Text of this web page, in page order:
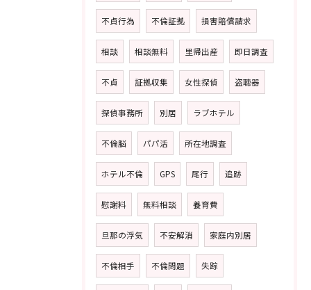
不貞行為 不倫証拠 損害賠償請求
相談 相談無料 里帰出産 即日調査
不貞 証拠収集 女性探偵 盗聴器
探偵事務所 別居 ラブホテル
不倫脳 パパ活 所在地調査
ホテル不倫 GPS 尾行 追跡
慰謝料 無料相談 養育費
旦那の浮気 不安解消 家庭内別居
不倫相手 不倫問題 失踪